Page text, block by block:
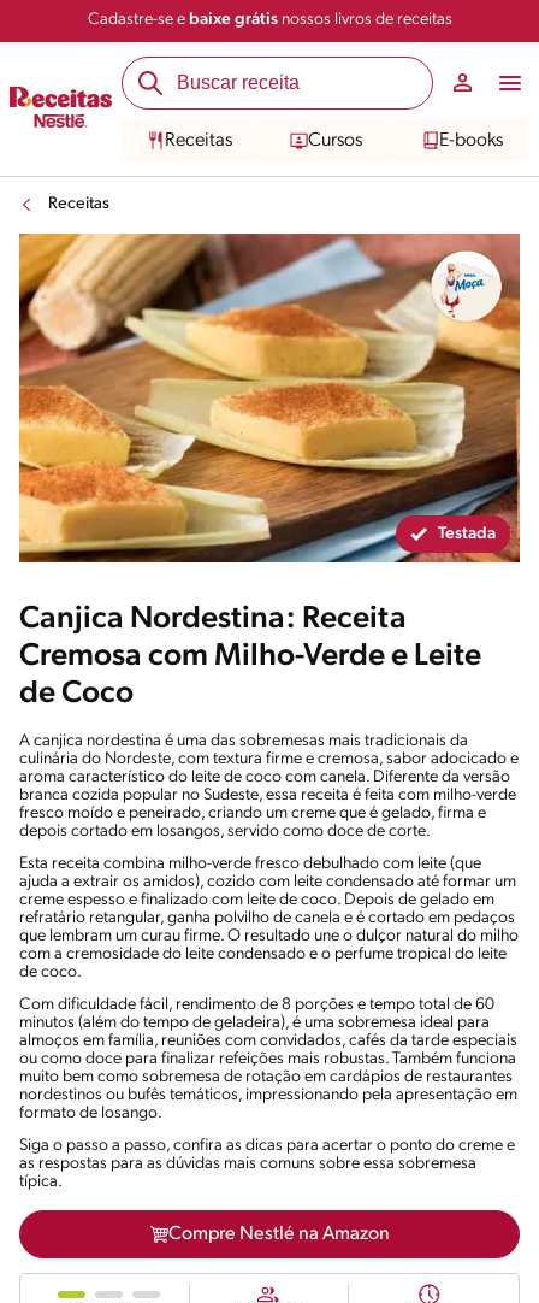
Cadastre-se e baixe grátisnossos livros de receitas
Receitas Cursos E-books
Receitas
Salvar Compartilhar
Testada
Canjica Nordestina: Receita
Cremosa com Milho-Verde e Leite
de Coco
A canjica nordestina é uma das sobremesas mais tradicionais da
culinária do Nordeste, com textura firme e cremosa, sabor adocicado e
aroma característico do leite de coco com canela. Diferente da versão
branca cozida popular no Sudeste, essa receita é feita com milho-verde
fresco moído e peneirado, criando um creme que é gelado, firma e
depois cortado em losangos, servido como doce de corte.
Esta receita combina milho-verde fresco debulhado com leite (que
ajuda a extrair os amidos), cozido com leite condensado até formar um
creme espesso e finalizado com leite de coco. Depois de gelado em
refratário retangular, ganha polvilho de canela e é cortado em pedaços
que lembram um curau firme. O resultado une o dulçor natural do milho
com a cremosidade do leite condensado e o perfume tropical do leite
de coco.
Com dificuldade fácil, rendimento de 8 porções e tempo total de 60
minutos (além do tempo de geladeira), é uma sobremesa ideal para
almoços em família, reuniões com convidados, cafés da tarde especiais
ou como doce para finalizar refeições mais robustas. Também funciona
muito bem como sobremesa de rotação em cardápios de restaurantes
nordestinos ou bufês temáticos, impressionando pela apresentação em
formato de losango.
Siga o passo a passo, confira as dicas para acertar o ponto do creme e
as respostas para as dúvidas mais comuns sobre essa sobremesa
típica.
Compre Nestlé na Amazon